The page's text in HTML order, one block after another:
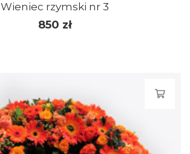
Wieniec rzymski nr 3
850 zł